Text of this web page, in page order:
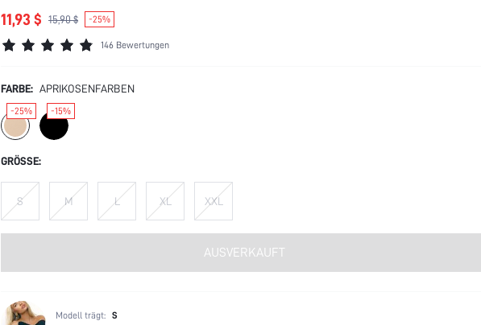
11,93 $ 15,90 $ -25%
146 Bewertungen
FARBE: APRIKOSENFARBEN
-25% -15%
GRÖSSE:
S M L XL XXL
AUSVERKAUFT
Modell trägt: S